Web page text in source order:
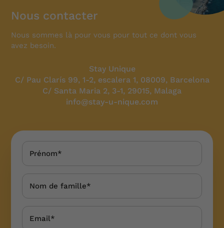
Nous contacter
Nous sommes là pour vous pour tout ce dont vous
avez besoin.
Stay Unique
C/ Pau Clarís 99, 1-2, escalera 1, 08009, Barcelona
C/ Santa Maria 2, 3-1, 29015, Malaga
info@stay-u-nique.com